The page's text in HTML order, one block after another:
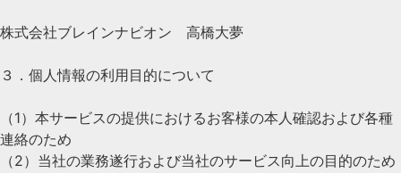
株式会社ブレインナビオン 高橋大夢
３．個人情報の利用目的について
（1）本サービスの提供におけるお客様の本人確認および各種
連絡のため
（2）当社の業務遂行および当社のサービス向上の目的のため